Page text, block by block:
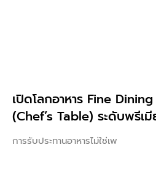
เปิดโลกอาหาร Fine
(Chef’s Table) ระดับพรีเ
การรับประทานอาหารไม่ใช่เพ